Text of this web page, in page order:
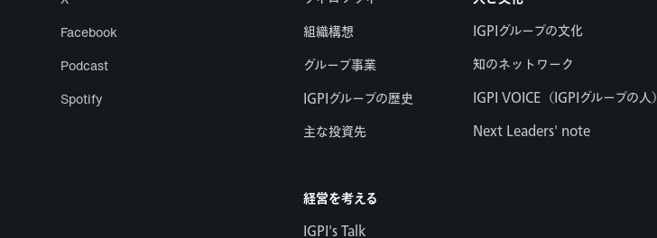
Facebook
Podcast
Spotify
組織構想
グループ事業
IGPIグループの歴史
主な投資先
経営を考える
IGPI's Talk
IGPIグループの文化
知のネットワーク
IGPI VOICE（IGPIグループの人）
Next Leaders' note